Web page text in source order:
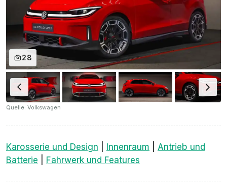
28
Quelle: Volkswagen
Karosserie und Design Innenraum
Antrieb und
Batterie
Fahrwerk und Features